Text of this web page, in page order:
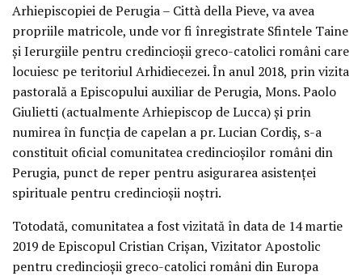
Arhiepiscopiei de Perugia – Città della Pieve, va avea
propriile matricole, unde vor fi înregistrate Sfintele Taine
și Ierurgiile pentru credincioșii greco-catolici români care
locuiesc pe teritoriul Arhidiecezei. În anul 2018, prin vizita
pastorală a Episcopului auxiliar de Perugia, Mons. Paolo
Giulietti (actualmente Arhiepiscop de Lucca) și prin
numirea în funcția de capelan a pr. Lucian Cordiș, s-a
constituit oficial comunitatea credincioșilor români din
Perugia, punct de reper pentru asigurarea asistenței
spirituale pentru credincioșii noștri.
Totodată, comunitatea a fost vizitată în data de 14 martie
2019 de Episcopul Cristian Crișan, Vizitator Apostolic
pentru credincioșii greco-catolici români din Europa